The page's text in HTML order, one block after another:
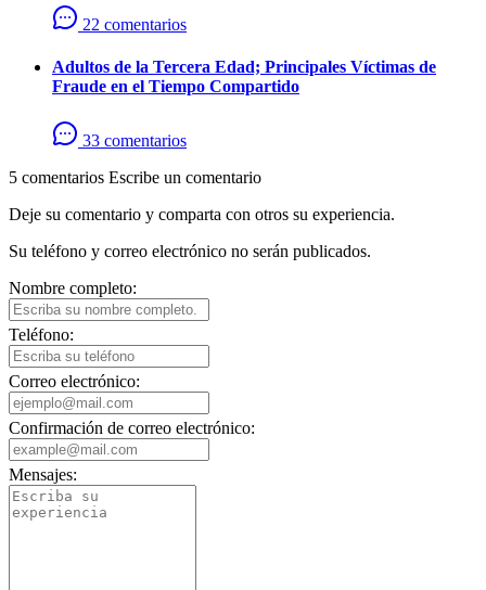
22 comentarios
Adultos de la Tercera Edad; Principales Víctimas de
Fraude en el Tiempo Compartido
33 comentarios
5 comentarios Escribe un comentario
Deje su comentario y comparta con otros su experiencia.
Su teléfono y correo electrónico no serán publicados.
Nombre completo:
Teléfono:
Correo electrónico:
Confirmación de correo electrónico:
Mensajes: